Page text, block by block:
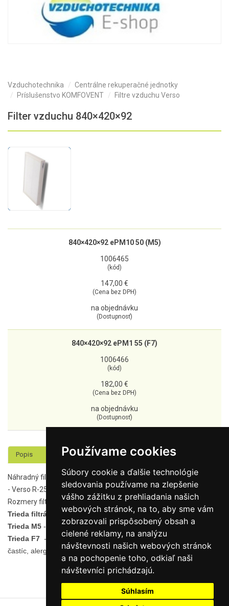
Používame cookies
Súbory cookie a ďalšie technológie
sledovania používame na zlepšenie
vášho zážitku z prehliadania našich
webových stránok, na to, aby sme vám
zobrazovali prispôsobený obsah a
cielené reklamy, na analýzu
návštevnosti našich webových stránok
a na pochopenie toho, odkiaľ naši
návštevníci prichádzajú.
Súhlasím
Vzduchotechnika
Centrálne rekuperačné jednotky
Príslušenstvo KOMFOVENT
Filtre vzduchu Verso
Filter vzduchu 840×420×92
840×420×92 ePM10 50 (M5)
1006465
(kód)
147,00 €
(Cena bez DPH)
na objednávku
(Dostupnosť)
840×420×92 ePM1 55 (F7)
1006466
(kód)
182,00 €
(Cena bez DPH)
na objednávku
(Dostupnosť)
Popis
Náhradný filter vzduchu k rekuperačnej jednotke:
- Verso R-2500-V
Rozmery filtrov sú uvádzanévmm.
Trieda filtrácie:
Trieda M5 - Tieto filtre poskytujú ochranu voči vysokej prašnosti.
Trieda F7 - Tieto filtre účinne zbavujú vzduch nebezpečných
častíc, alergénov a prachu zo vzduchu.